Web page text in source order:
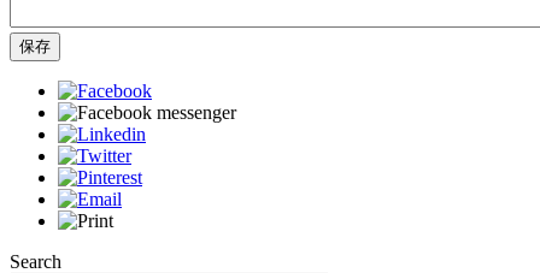
保存
Search